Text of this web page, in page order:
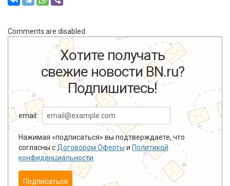
Comments are disabled
Хотите получать
свежие новости BN.ru?
Подпишитесь!
email:
Нажимая «подписаться» вы подтверждаете, что
согласны сДоговором Оферты и Политикой
конфиденциальности
Подписаться